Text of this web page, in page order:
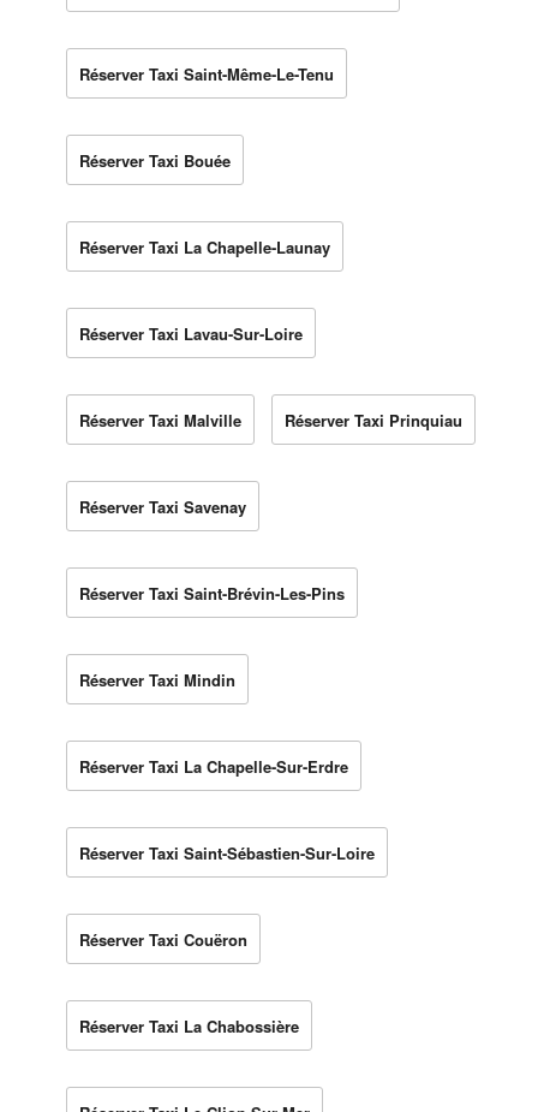
Réserver Taxi Saint-Même-Le-Tenu
Réserver Taxi Bouée
Réserver Taxi La Chapelle-Launay
Réserver Taxi Lavau-Sur-Loire
Réserver Taxi Malville Réserver Taxi Prinquiau
Réserver Taxi Savenay
Réserver Taxi Saint-Brévin-Les-Pins
Réserver Taxi Mindin
Réserver Taxi La Chapelle-Sur-Erdre
Réserver Taxi Saint-Sébastien-Sur-Loire
Réserver Taxi Couëron
Réserver Taxi La Chabossière